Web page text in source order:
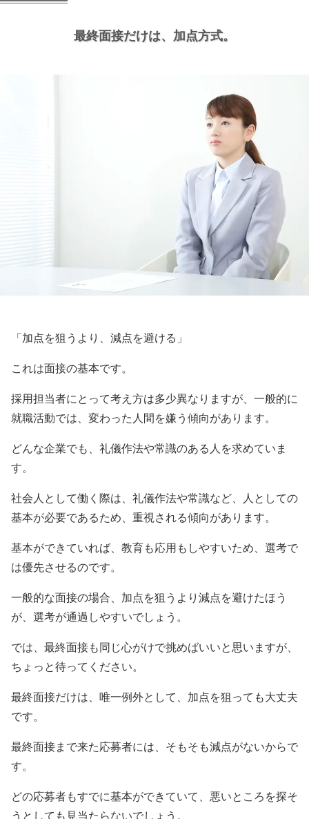
最終面接だけは、 加点方式。
「加点を狙うより、減点を避ける」
これは面接の基本です。
採用担当者にとって考え方は多少異なりますが、一般的に
就職活動では、変わった人間を嫌う傾向があります。
どんな企業でも、礼儀作法や常識のある人を求めていま
す。
社会人として働く際は、礼儀作法や常識など、人としての
基本が必要であるため、重視される傾向があります。
基本ができていれば、教育も応用もしやすいため、選考で
は優先させるのです。
一般的な面接の場合、加点を狙うより減点を避けたほう
が、選考が通過しやすいでしょう。
では、最終面接も同じ心がけで挑めばいいと思いますが、
ちょっと待ってください。
最終面接だけは、唯一例外として、加点を狙っても大丈夫
です。
最終面接まで来た応募者には、そもそも減点がないからで
す。
どの応募者もすでに基本ができていて、悪いところを探そ
うとしても見当たらないでしょう。